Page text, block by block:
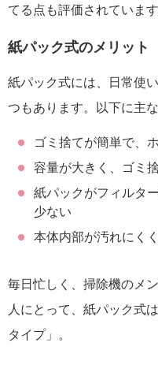
てる点も評価されています
紙パック式のメリット
紙パック式には、日常使
つもあります。以下に主
ゴミ捨てが簡単で、
容量が大きく、ゴミ
紙パックがフィルタ
少ない
本体内部が汚れにく
毎日忙しく、掃除機のメ
人にとって、紙パック式
タイプ」。